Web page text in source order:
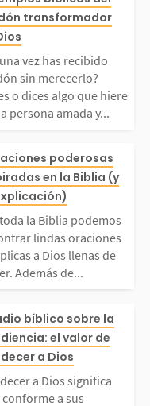
de
su...
eva
o
perdón sin
Haces o
hiere a
amada y
cruzado
no
transformador
vez has recibido
sin merecerlo?
o dices algo que hiere
persona amada y...
y a
bíb
po
dia
toda la
o
llenas de
de
en ellas,
poderosas
en la Biblia (y
la Biblia podemos
lindas oraciones
a Dios llenas de
Además de...
sa
a
vivir
bíblico sobre la
el valor de
a Dios
a Dios significa
a sus